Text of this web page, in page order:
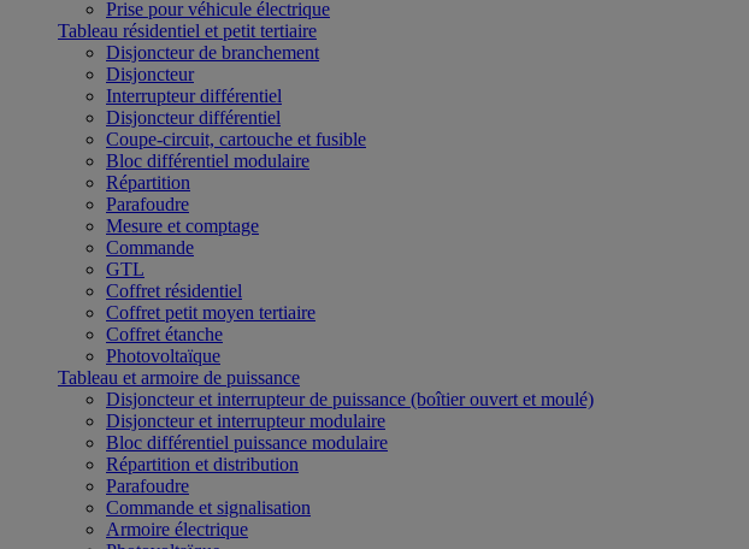
Prise pour véhicule électrique
Tableau résidentiel et petit tertiaire
Disjoncteur de branchement
Disjoncteur
Interrupteur différentiel
Disjoncteur différentiel
Coupe-circuit, cartouche et fusible
Bloc différentiel modulaire
Répartition
Parafoudre
Mesure et comptage
Commande
GTL
Coffret résidentiel
Coffret petit moyen tertiaire
Coffret étanche
Photovoltaïque
Tableau et armoire de puissance
Disjoncteur et interrupteur de puissance (boîtier ouvert et moulé)
Disjoncteur et interrupteur modulaire
Bloc différentiel puissance modulaire
Répartition et distribution
Parafoudre
Commande et signalisation
Armoire électrique